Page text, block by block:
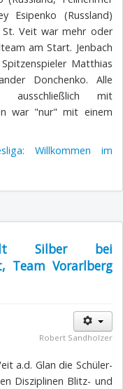
Esipenko (Russland)
Veit war mehr oder
am Start. Jenbach
Matthias
Donchenko. Alle
ausschließlich mit
war "nur" mit einem
Willkommen im
Silber bei
Team Vorarlberg
Robert Sandholzer
a.d. Glan die Schüler-
Disziplinen Blitz- und